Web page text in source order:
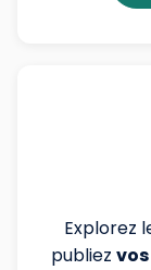
Explorez
publiez